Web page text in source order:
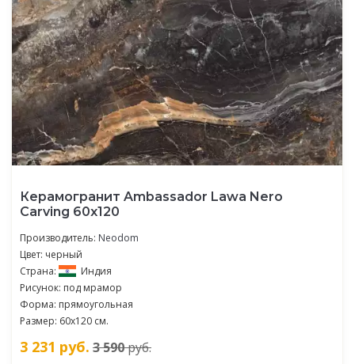
Керамогранит Ambassador Lawa Nero
Carving 60x120
Производитель: Neodom
Цвет: черный
Страна:
Индия
Рисунок: под мрамор
Форма: прямоугольная
Размер: 60x120 см.
3 231 руб. 3 590руб.